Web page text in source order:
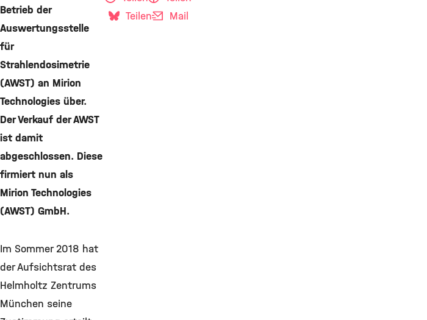
Betrieb der
Auswertungsstelle
für
Strahlendosimetrie
(AWST) an Mirion
Technologies über.
Der Verkauf der AWST
ist damit
abgeschlossen. Diese
firmiert nun als
Mirion Technologies
(AWST) GmbH.
Im Sommer 2018 hat
der Aufsichtsrat des
Helmholtz Zentrums
München seine
Teilen
Mail